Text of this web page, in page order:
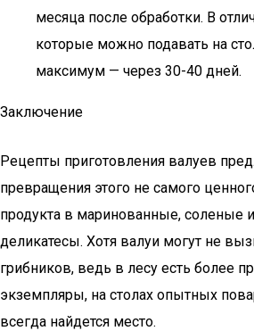
месяца после обработки. В
которые можно подавать на
максимум — через 30-40 дней.
Заключение
Рецепты приготовления валуев
превращения этого не самого
продукта в маринованные, соленые
деликатесы. Хотя валуи могут не
грибников, ведь в лесу есть более
экземпляры, на столах опытных
всегда найдется место.